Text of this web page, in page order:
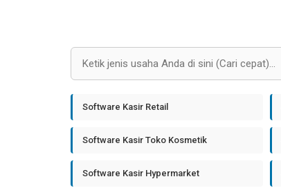
Software Kasir Retail
Software Kasir Toko Kosmetik
Software Kasir Hypermarket